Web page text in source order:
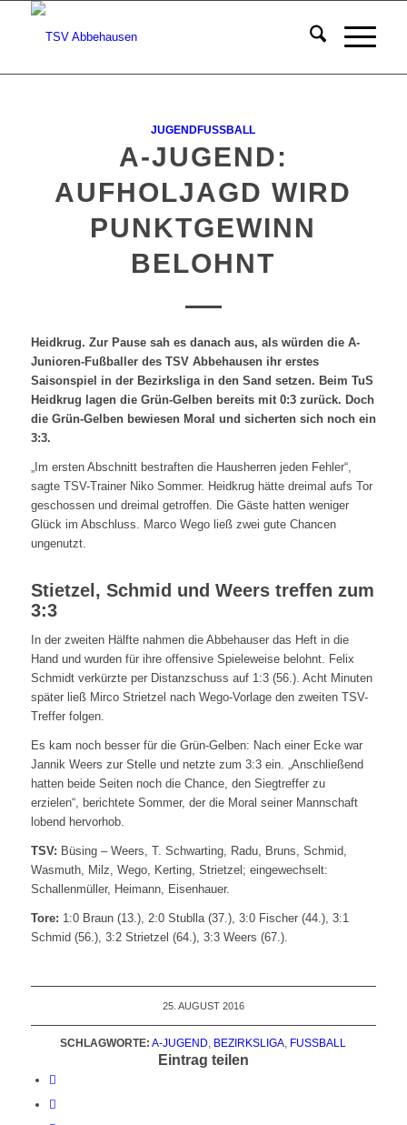
JUGENDFUSSBALL
A-JUGEND:
AUFHOLJAGD WIRD
PUNKTGEWINN
BELOHNT
Heidkrug. Zur Pause sah es danach aus, als würden die A-
Junioren-Fußballer des TSV Abbehausen ihr erstes
Saisonspiel in der Bezirksliga in den Sand setzen. Beim TuS
Heidkrug lagen die Grün-Gelben bereits mit 0:3 zurück. Doch
die Grün-Gelben bewiesen Moral und sicherten sich noch ein
3:3.
„Im ersten Abschnitt bestraften die Hausherren jeden Fehler“,
sagte TSV-Trainer Niko Sommer. Heidkrug hätte dreimal aufs Tor
geschossen und dreimal getroffen. Die Gäste hatten weniger
Glück im Abschluss. Marco Wego ließ zwei gute Chancen
ungenutzt.
Stietzel, Schmid und Weers treffen zum
3:3
In der zweiten Hälfte nahmen die Abbehauser das Heft in die
Hand und wurden für ihre offensive Spieleweise belohnt. Felix
Schmidt verkürzte per Distanzschuss auf 1:3 (56.). Acht Minuten
später ließ Mirco Strietzel nach Wego-Vorlage den zweiten TSV-
Treffer folgen.
Es kam noch besser für die Grün-Gelben: Nach einer Ecke war
Jannik Weers zur Stelle und netzte zum 3:3 ein. „Anschließend
hatten beide Seiten noch die Chance, den Siegtreffer zu
erzielen“, berichtete Sommer, der die Moral seiner Mannschaft
lobend hervorhob.
TSV: Büsing – Weers, T. Schwarting, Radu, Bruns, Schmid,
Wasmuth, Milz, Wego, Kerting, Strietzel; eingewechselt:
Schallenmüller, Heimann, Eisenhauer.
Tore: 1:0 Braun (13.), 2:0 Stublla (37.), 3:0 Fischer (44.), 3:1
Schmid (56.), 3:2 Strietzel (64.), 3:3 Weers (67.).
25. AUGUST 2016
SCHLAGWORTE: A-JUGEND BEZIRKSLIGA FUSSBALL
Eintrag teilen